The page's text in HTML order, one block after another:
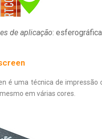
de aplicação:
é uma técnica de
em várias cores.